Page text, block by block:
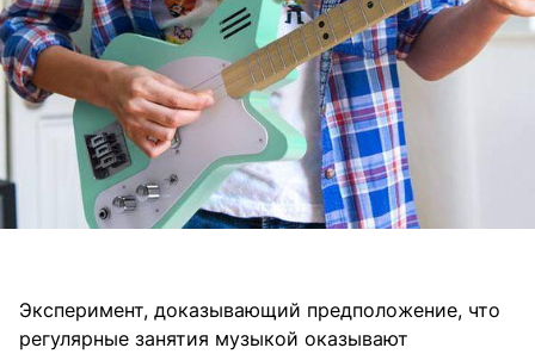
Эксперимент, доказывающий предположение, что
регулярные занятия музыкой оказывают